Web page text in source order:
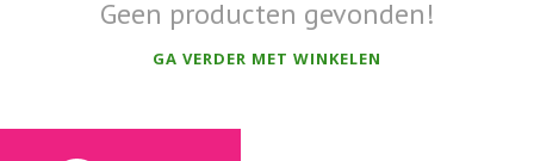
Geen producten gevonden!
GA VERDER MET WINKELEN